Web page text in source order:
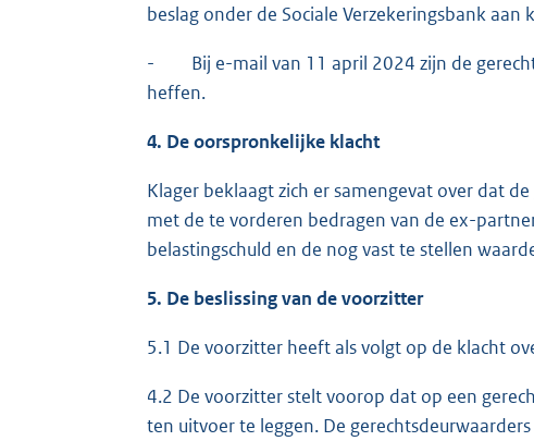
beslag onder de Sociale Verzekeringsbank aan
- Bij e-mail van 11 april 2024 zijn de
heffen.
4. De oorspronkelijke klacht
Klager beklaagt zich er samengevat over dat
met de te vorderen bedragen van de ex-
belastingschuld en de nog vast te stellen
5. De beslissing van de voorzitter
5.1 De voorzitter heeft als volgt op de klacht
4.2 De voorzitter stelt voorop dat op een
ten uitvoer te leggen. De